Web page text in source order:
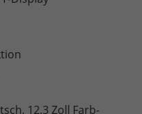
12,3 Zoll Farb-